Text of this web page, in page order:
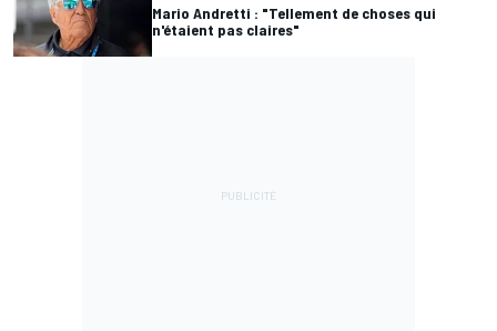
Mario Andretti : "Tellement de choses qui
n'étaient pas claires"